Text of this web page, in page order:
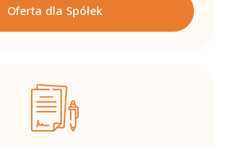
Oferta dla Spółek